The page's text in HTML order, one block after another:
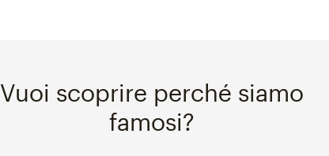
Vuoi scoprire perché siamo
famosi?